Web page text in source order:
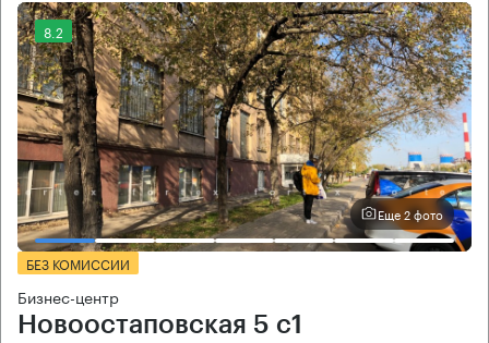
8.2
Еще 2 фото
БЕЗ КОМИССИИ
Бизнес-центр
Новоостаповская 5 с1